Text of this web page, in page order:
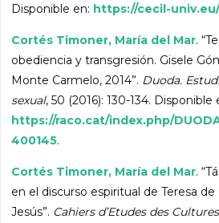
Disponible en: https://cecil-
Cortés Timoner, María del Mar.
obediencia y transgresión. Gisele
Monte Carmelo, 2014”. Duoda.
sexual, 50 (2016): 130-134. Disponible
https://raco.cat/index.php/
400145.
Cortés Timoner, María del Mar.
en el discurso espiritual de Teresa
Jesús”. Cahiers d’Etudes des